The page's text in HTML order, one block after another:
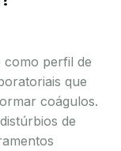
como perfil de
que
coágulos.
de